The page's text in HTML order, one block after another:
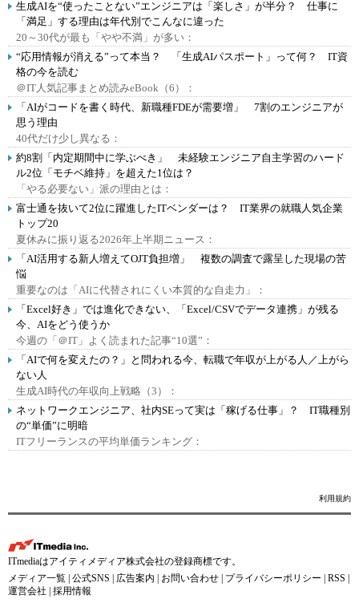
生成AIを“使ったことない”エンジニアは「楽しさ」が半分？ 仕事に
「満足」する理由は年代別でこんなに違った
20～30代が最も「やや不満」が多い：
“応用情報が消える”って本当？ 「生成AIパスポート」って何？ IT資
格の今を読む
＠IT人気記事まとめ読みeBook（6）：
「AIがコードを書く時代、新職種FDEが需要増」 7割のエンジニアが
思う理由
40代だけ少し異なる：
約8割「内定期間中に学ぶべき」 未経験エンジニア自主学習のハード
ル2位「モチベ維持」を超えた1位は？
「やる必要ない」派の理由とは：
富士通を抜いて2位に躍進したITベンダーは？ IT業界の就職人気企業
トップ20
夏休みに振り返る2026年上半期ニュース：
「AI活用する新人増えてOJT負担増」 複数の調査で露呈した現場の苦
悩
重要なのは「AIに代替されにくい本質的な自走力」：
「Excel好き」では進化できない、「Excel/CSVでデータ連携」が残る
今、AIをどう使うか
今週の「＠IT」よく読まれた記事“10選”：
「AIで何を変えたの？」と問われる今、転職で年収が上がる人／上がら
ない人
生成AI時代の年収向上戦略（3）：
ネットワークエンジニア、社内SEって実は「稼げる仕事」？ IT職種別
の“単価”に明暗
ITフリーランスの平均単価ランキング：
利用規約
ITmediaはアイティメディア株式会社の登録商標です。
メディア一覧 公式SNS 広告案内 お問い合わせ プライバシーポリシー RSS
運営会社
採用情報